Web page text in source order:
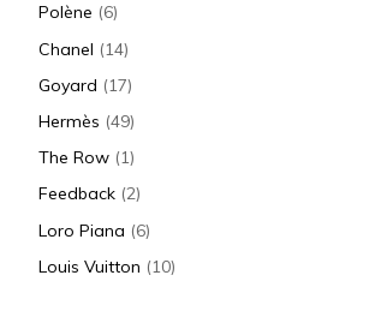
Polène (6)
Chanel (14)
Goyard (17)
Hermès (49)
The Row (1)
Feedback (2)
Loro Piana (6)
Louis Vuitton (10)